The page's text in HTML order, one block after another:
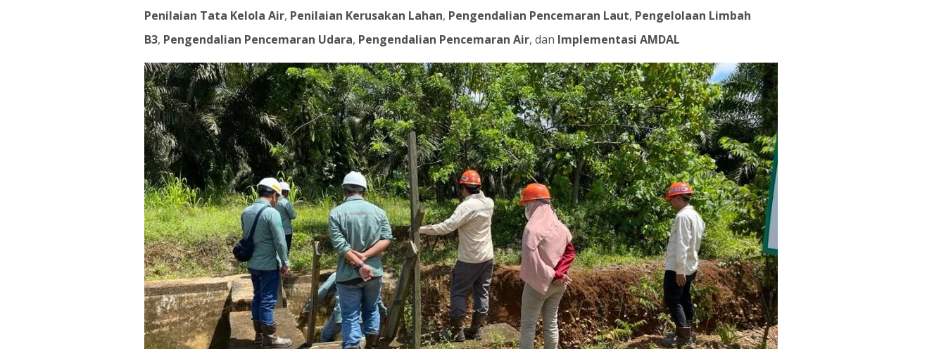
Penilaian Tata Kelola Air, Penilaian Kerusakan Lahan, Pengendalian Pencemaran Laut, Pengelolaan Limbah
B3, Pengendalian Pencemaran Udara, Pengendalian Pencemaran Air, dan Implementasi AMDAL